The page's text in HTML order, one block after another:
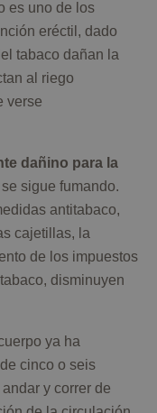
es uno de los
eréctil, dado
tabaco dañan la
al riego
verse
dañino para la
sigue fumando.
antitabaco,
cajetillas, la
de los impuestos
disminuyen
ya ha
cinco o seis
y correr de